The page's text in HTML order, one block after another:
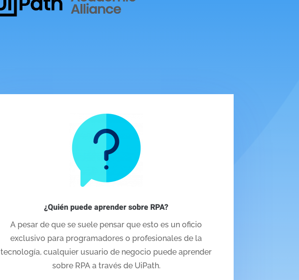
¿Quién puede aprender sobre RPA?
A pesar de que se suele pensar que esto es un oficio
exclusivo para programadores o profesionales de la
tecnología, cualquier usuario de negocio puede aprender
sobre RPA a través de UiPath.